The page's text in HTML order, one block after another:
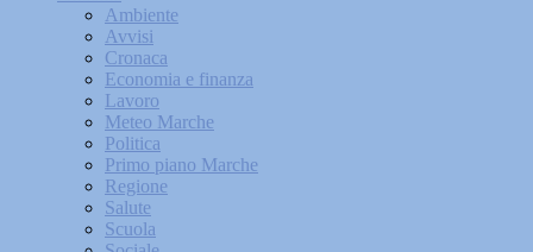
Ambiente
Avvisi
Cronaca
Economia e finanza
Lavoro
Meteo Marche
Politica
Primo piano Marche
Regione
Salute
Scuola